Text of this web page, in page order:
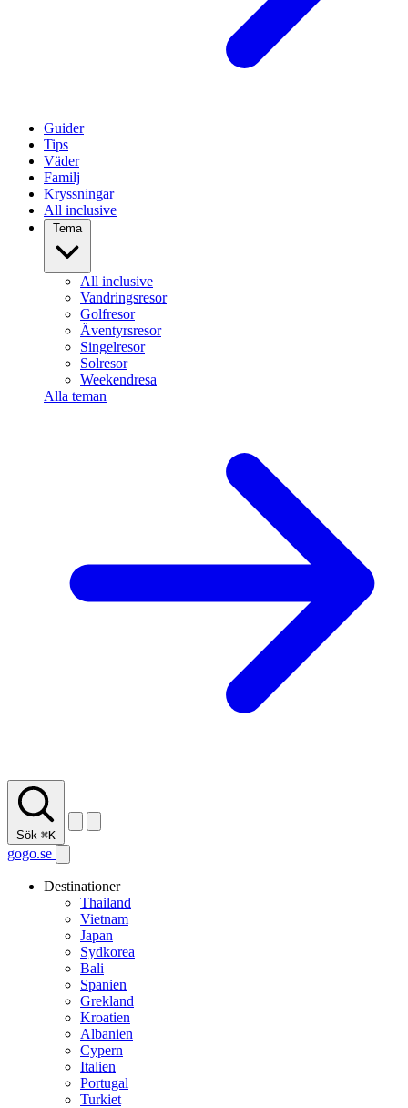
Guider
Tips
Väder
Familj
Kryssningar
All inclusive
Tema
All inclusive
Vandringsresor
Golfresor
Äventyrsresor
Singelresor
Solresor
Weekendresa
Alla teman
Sök ⌘K
gogo.se
Destinationer
Thailand
Vietnam
Japan
Sydkorea
Bali
Spanien
Grekland
Kroatien
Albanien
Cypern
Italien
Portugal
Turkiet